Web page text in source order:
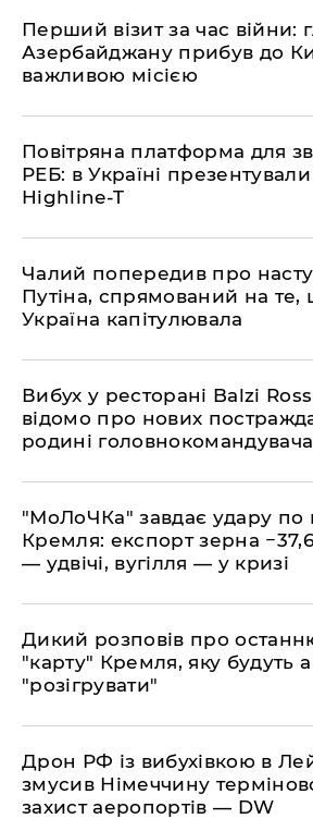
​Перший візит за час війни:
Азербайджану прибув до
важливою місією
​Повітряна платформа для
РЕБ: в Україні
Highline-T
​Чалий попередив про
Путіна, спрямований на те,
Україна капітулювала
​Вибух у ресторані Balzi
відомо про нових
родині
​"МоЛоЧКа" завдає удару по
Кремля: експорт зерна
— удвічі, вугілля — у кризі
​Дикий розповів про
"карту" Кремля, яку будуть
"розігрувати"
​Дрон РФ із вибухівкою в
змусив Німеччину
захист аеропортів — DW